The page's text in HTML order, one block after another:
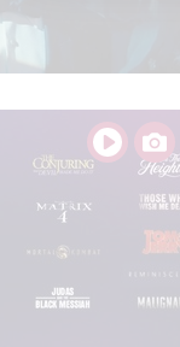
Udělením
možnost: